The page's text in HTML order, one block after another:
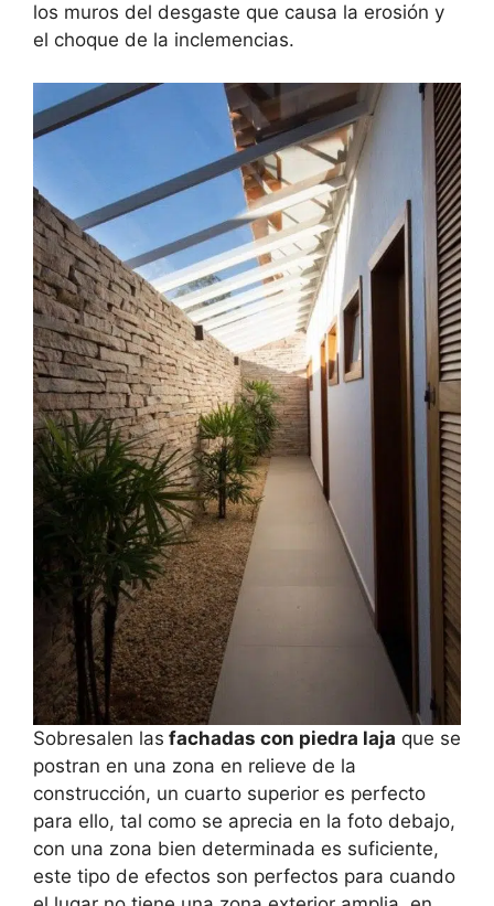
los muros del desgaste que causa la erosión y
el choque de la inclemencias.
Sobresalen las fachadas con piedra laja que se
postran en una zona en relieve de la
construcción, un cuarto superior es perfecto
para ello, tal como se aprecia en la foto debajo,
con una zona bien determinada es suficiente,
este tipo de efectos son perfectos para cuando